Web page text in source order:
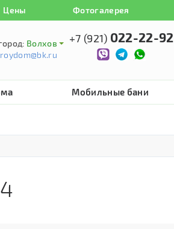
Цены Фотогалерея
Волхов
+7 (921) 022-22-92
Мобильные бани